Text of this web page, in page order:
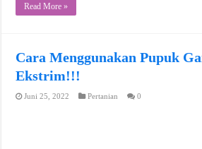
Read More »
Cara Menggunakan Pupuk
Ekstrim!!!
Juni 25, 2022 Pertanian 0